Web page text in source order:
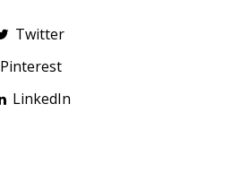
Twitter
Pinterest
LinkedIn